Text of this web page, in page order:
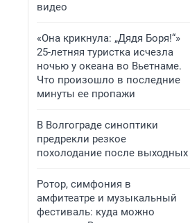
видео
«Она крикнула: „Дядя Боря!“»
25-летняя туристка исчезла
ночью у океана во Вьетнаме.
Что произошло в последние
минуты ее пропажи
В Волгограде синоптики
предрекли резкое
похолодание после выходных
Ротор, симфония в
амфитеатре и музыкальный
фестиваль: куда можно